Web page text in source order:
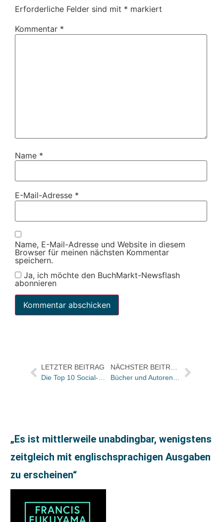
Erforderliche Felder sind mit * markiert
Kommentar *
Name *
E-Mail-Adresse *
Name, E-Mail-Adresse und Website in diesem
Browser für meinen nächsten Kommentar
speichern.
Ja, ich möchte den BuchMarkt-Newsflash
abonnieren
LETZTER BEITRAG
„Es ist mittlerweile unabdingbar, wenigstens
zeitgleich mit englischsprachigen Ausgaben
zu erscheinen“